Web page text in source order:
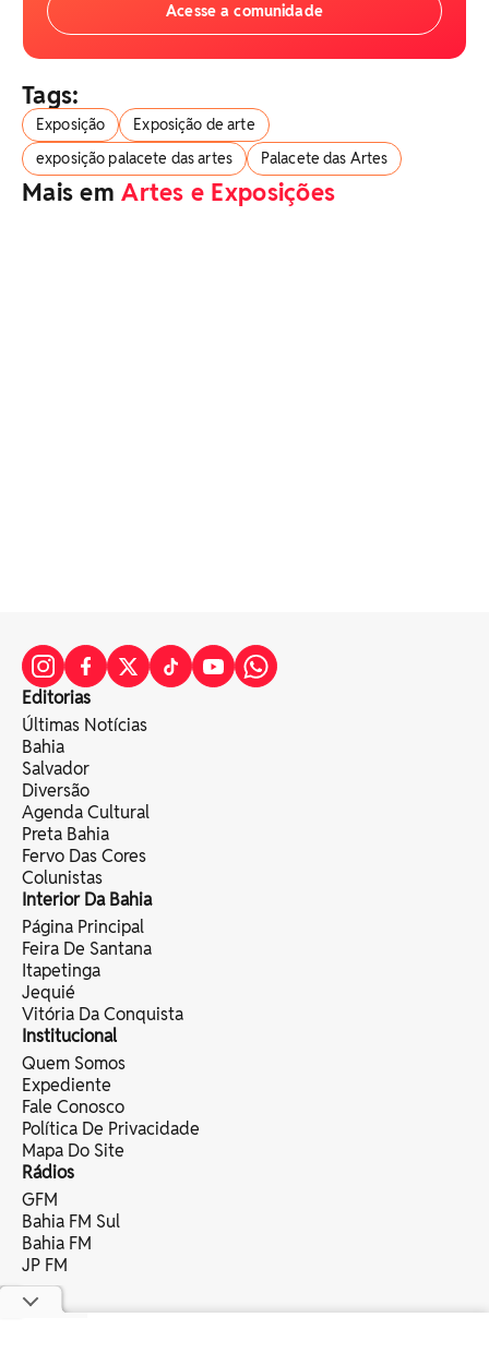
Acesse a comunidade
Tags:
Exposição
Exposição de arte
exposição palacete das artes
Palacete das Artes
Mais emArtes e Exposições
Editorias
Últimas Notícias
Bahia
Salvador
Diversão
Agenda Cultural
Preta Bahia
Fervo Das Cores
Colunistas
Interior Da Bahia
Página Principal
Feira De Santana
Itapetinga
Jequié
Vitória Da Conquista
Institucional
Quem Somos
Expediente
Fale Conosco
Política De Privacidade
Mapa Do Site
Rádios
GFM
Bahia FM Sul
Bahia FM
JP FM